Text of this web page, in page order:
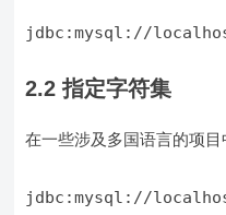
2.2 指定字符集
在一些涉及多国语言的项目
jdbc:mysql://